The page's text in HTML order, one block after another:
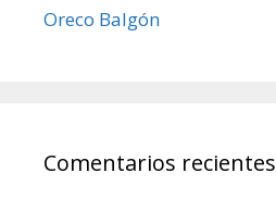
Oreco Balgón
Comentarios recientes